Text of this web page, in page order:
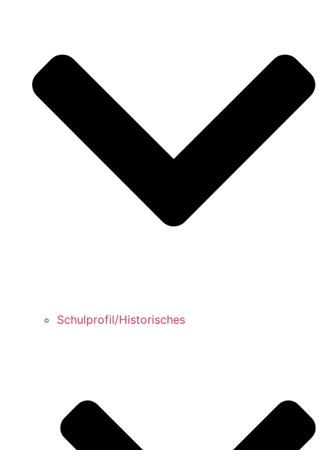
Schulprofil/Historisches